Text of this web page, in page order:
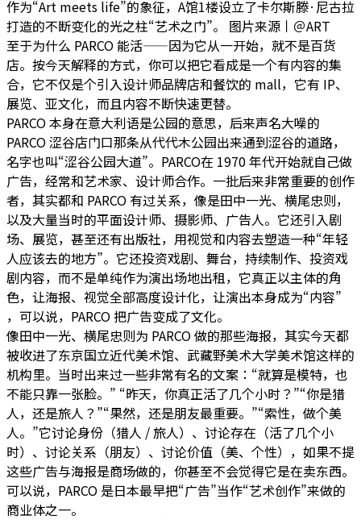
作为“Art meets life”的象征，A馆1楼设立了卡尔斯滕·尼古拉
打造的不断变化的光之柱“艺术之门”。 图片来源丨＠ART
至于为什么 PARCO 能活——因为它从一开始，就不是百货
店。按今天解释的方式，你可以把它看成是一个有内容的集
合，它不仅是个引入设计师品牌店和餐饮的 mall，它有 IP、
展览、亚文化，而且内容不断快速更替。
PARCO 本身在意大利语是公园的意思，后来声名大噪的
PARCO 涩谷店门口那条从代代木公园出来通到涩谷的道路，
名字也叫“涩谷公园大道”。PARCO在 1970 年代开始就自己做
广告，经常和艺术家、设计师合作。一批后来非常重要的创作
者，其实都和 PARCO 有过关系，像是田中一光、横尾忠则，
以及大量当时的平面设计师、摄影师、广告人。它还引入剧
场、展览，甚至还有出版社，用视觉和内容去塑造一种“年轻
人应该去的地方”。它还投资戏剧、舞台，持续制作、投资戏
剧内容，而不是单纯作为演出场地出租，它真正以主体的角
色，让海报、视觉全部高度设计化，让演出本身成为“内容”
，可以说，PARCO 把广告变成了文化。
像田中一光、横尾忠则为 PARCO 做的那些海报，其实今天都
被收进了东京国立近代美术馆、武藏野美术大学美术馆这样的
机构里。当时出来过一些非常有名的文案：“就算是模特，也
不能只靠一张脸。” “昨天，你真正活了几个小时？”“你是猎
人，还是旅人？”“果然，还是朋友最重要。”“索性，做个美
人。”它讨论身份（猎人 / 旅人）、讨论存在（活了几个小
时）、讨论关系（朋友）、讨论价值（美、个性），如果不提
这些广告与海报是商场做的，你甚至不会觉得它是在卖东西。
可以说，PARCO 是日本最早把“广告”当作“艺术创作”来做的
商业体之一。